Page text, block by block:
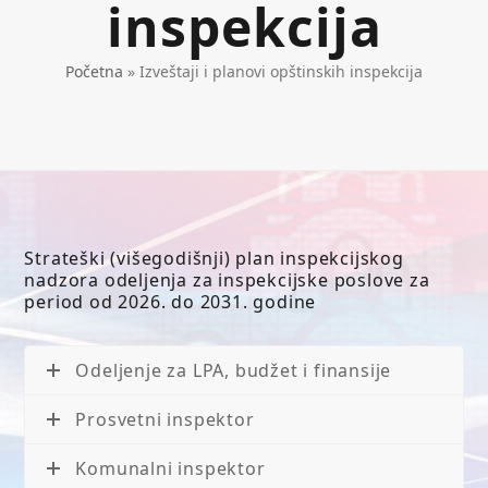
inspekcija
Početna » Izveštaji i planovi opštinskih inspekcija
Strateški (višegodišnji) plan inspekcijskog
nadzora odeljenja za inspekcijske poslove za
period od 2026. do 2031. godine
Odeljenje za LPA, budžet i finansije
Prosvetni inspektor
Komunalni inspektor